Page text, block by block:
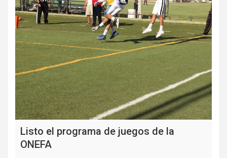
Listo el programa de juegos de la
ONEFA